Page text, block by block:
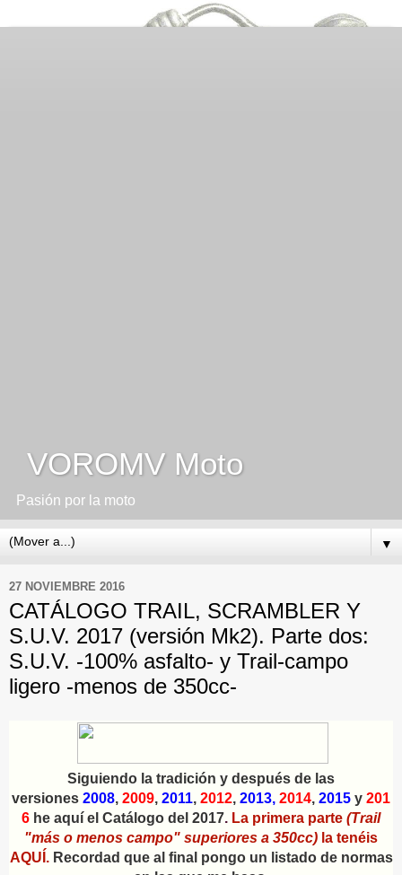
VOROMV Moto
Pasión por la moto
▼
27 NOVIEMBRE 2016
CATÁLOGO TRAIL, SCRAMBLER Y
S.U.V. 2017 (versión Mk2). Parte dos:
S.U.V. -100% asfalto- y Trail-campo
ligero -menos de 350cc-
Siguiendo la tradición y después de las
versiones 2008, 2009, 2011, 2012, 2013, 2014, 2015 y 201
6 he aquí el Catálogo del 2017. La primera parte (Trail
"más o menos campo" superiores a 350cc) la tenéis
AQUÍ.Recordad que al final pongo un listado de normas